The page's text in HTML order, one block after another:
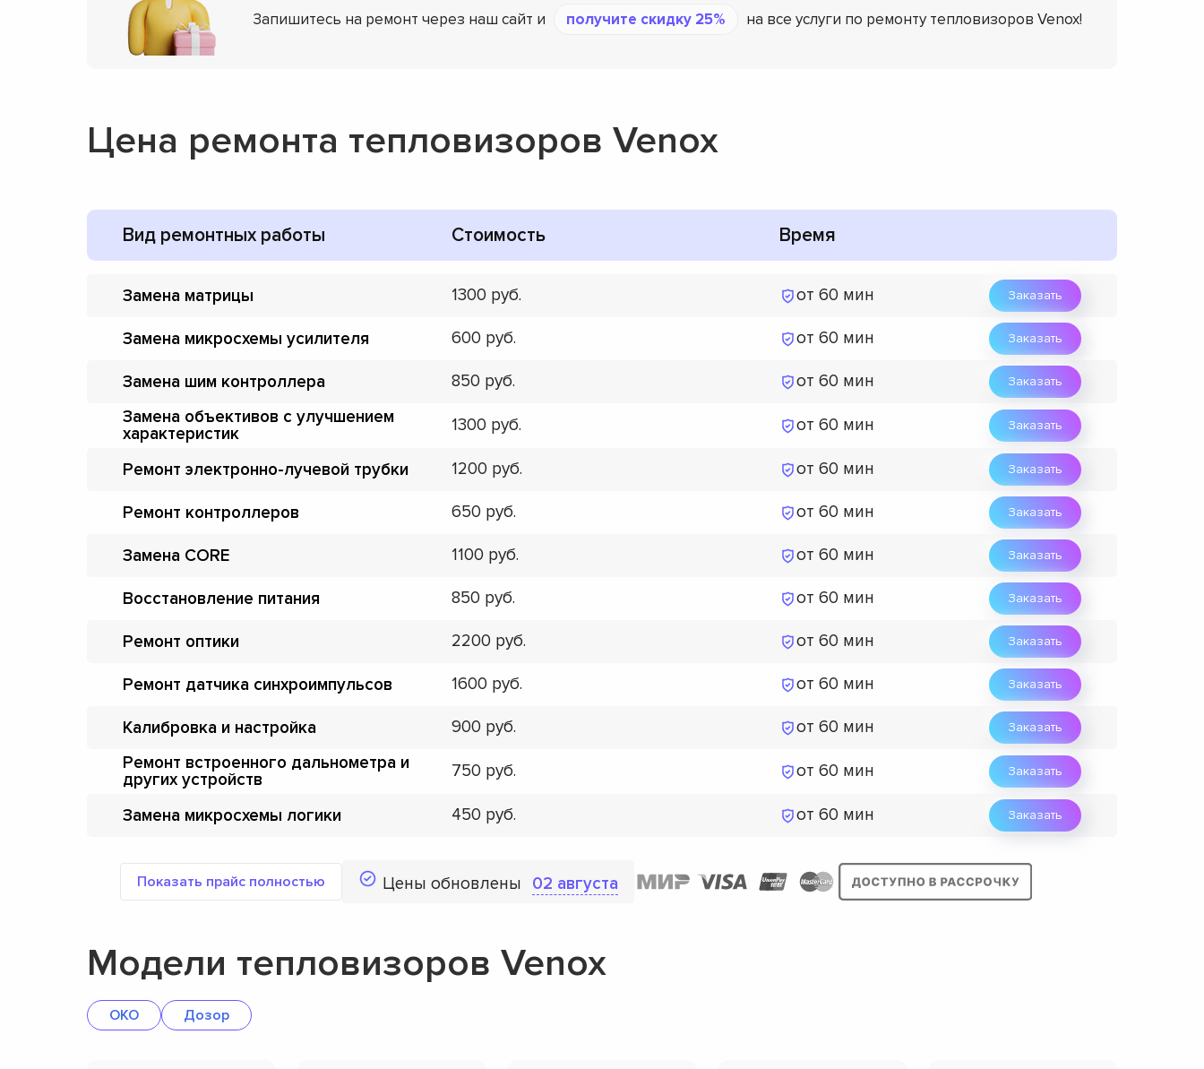
Запишитесь на ремонт через наш сайт и получите скидку 25% на все услуги по ремонту тепловизоров Venox!
Цена ремонта тепловизоров Venox
Вид ремонтных работы Стоимость Время
Замена матрицы 1300 от 60 мин Заказать
Замена микросхемы усилителя 600 от 60 мин Заказать
Замена шим контроллера 850 от 60 мин Заказать
Замена объективов с улучшением
характеристик
1300 от 60 мин Заказать
Ремонт электронно-лучевой трубки 1200 от 60 мин Заказать
Ремонт контроллеров 650 от 60 мин Заказать
Замена CORE 1100 от 60 мин Заказать
Восстановление питания 850 от 60 мин Заказать
Ремонт оптики 2200 от 60 мин Заказать
Ремонт датчика синхроимпульсов 1600 от 60 мин Заказать
Калибровка и настройка 900 от 60 мин Заказать
Ремонт встроенного дальнометра и
других устройств
750 от 60 мин Заказать
Замена микросхемы логики 450 от 60 мин Заказать
Показать прайс полностью Цены обновлены 02 августа
Модели тепловизоров Venox
OKO Дозор